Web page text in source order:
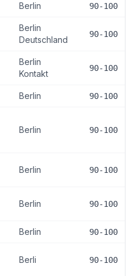
Berlin 90-100
Berlin
Deutschland
90-100
Berlin
Kontakt
90-100
Berlin 90-100
Berlin 90-100
Berlin 90-100
Berlin 90-100
Berlin 90-100
Berli 90-100